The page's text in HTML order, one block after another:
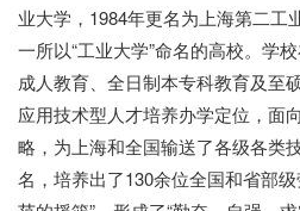
业大学，1984年更名为上海第二工
一所以“工业大学”命名的高校。学
成人教育、全日制本专科教育及至
应用技术型人才培养办学定位，面
略，为上海和全国输送了各级各类
名，培养出了130余位全国和省部